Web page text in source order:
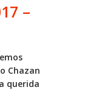
–
Chazan
querida